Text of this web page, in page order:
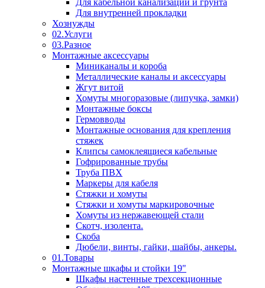
Для кабельной канализации и грунта
Для внутренней прокладки
Хознужды
02.Услуги
03.Разное
Монтажные аксессуары
Миниканалы и короба
Металлические каналы и аксессуары
Жгут витой
Хомуты многоразовые (липучка, замки)
Монтажные боксы
Гермовводы
Монтажные основания для крепления
стяжек
Клипсы самоклеящиеся кабельные
Гофрированные трубы
Труба ПВХ
Маркеры для кабеля
Стяжки и хомуты
Стяжки и хомуты маркировочные
Хомуты из нержавеющей стали
Скотч, изолента.
Скоба
Дюбели, винты, гайки, шайбы, анкеры.
01.Товары
Монтажные шкафы и стойки 19"
Шкафы настенные трехсекционные